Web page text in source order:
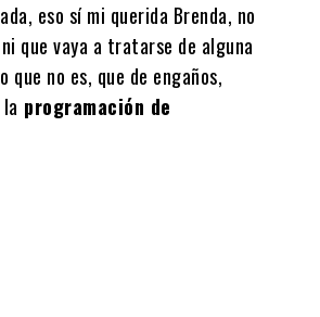
eso sí mi querida Brenda, no
que vaya a tratarse de alguna
no es, que de engaños,
programación de